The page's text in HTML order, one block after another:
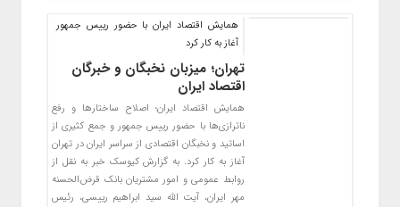
همایش اقتصاد ایران با حضور رییس جمهور
آغاز به کار کرد
تهران؛ میزبان نخبگان و خبرگان
اقتصاد ایران
همایش اقتصاد ایران؛ اصلاح ساختارها و رفع
ناترازی‌ها با حضور رییس جمهور و جمع کثیری از
اساتید و نخبگان اقتصادی از سراسر ایران در تهران
آغاز به کار کرد. به گزارش کیوسک خبر به نقل از
روابط عمومی و امور مشتریان بانک قرض‌الحسنه
مهر ایران، آیت الله سید ابراهیم رییسی، رئیس